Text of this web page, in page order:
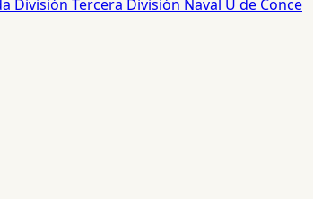
División Tercera División Naval U de Conce